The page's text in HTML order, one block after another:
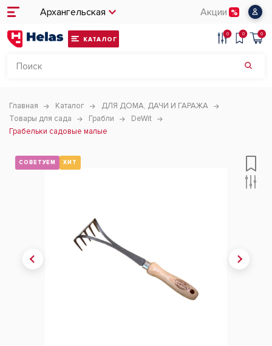
Архангельская Акции
КАТАЛОГ
0 0 0
Главная Каталог
ДЛЯ ДОМА, ДАЧИ И ГАРАЖА
Товары для сада
Грабли
DeWit
Грабельки садовые малые
СОВЕТУЕМ ХИТ